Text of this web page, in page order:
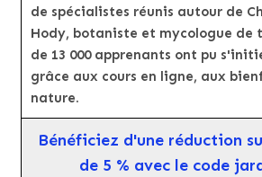
de spécialistes réunis autour de
Hody, botaniste et mycologue de
de 13 000 apprenants ont pu
grâce aux cours en ligne, aux
nature.
Bénéficiez d'une réduction
de 5 % avec le code